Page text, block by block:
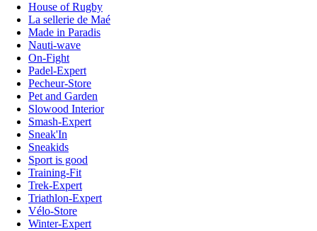
House of Rugby
La sellerie de Maé
Made in Paradis
Nauti-wave
On-Fight
Padel-Expert
Pecheur-Store
Pet and Garden
Slowood Interior
Smash-Expert
Sneak'In
Sneakids
Sport is good
Training-Fit
Trek-Expert
Triathlon-Expert
Vélo-Store
Winter-Expert